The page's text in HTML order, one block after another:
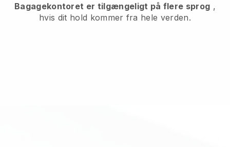
Bagagekontoret er tilgængeligt på flere sprog ,
hvis dit hold kommer fra hele verden.